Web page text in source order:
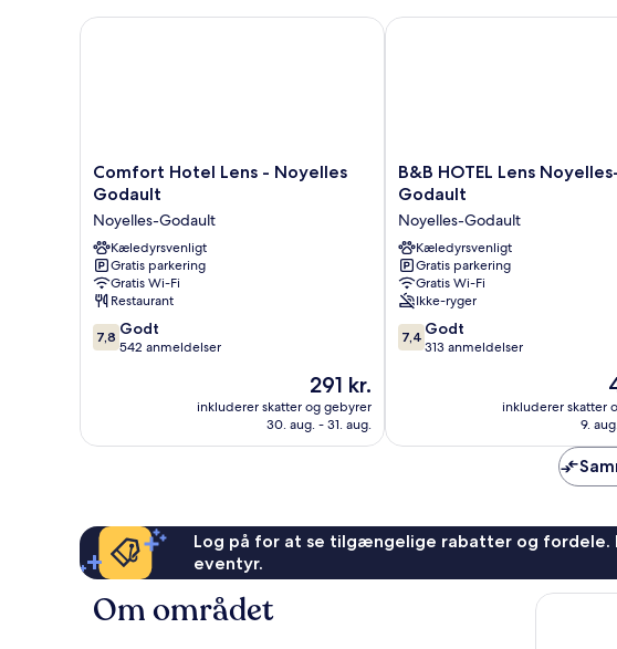
-
Comfort
Hotel
-
Noyelles
Godault
Noyelles-
Godault
Comfort Hotel Lens - Noyelles
Godault
Noyelles-Godault
Kæledyrsvenligt
Gratis parkering
Gratis Wi-Fi
Restaurant
7.8
ud
anmeldelser
7,8 Godt
542 anmeldelser
Prisen
er
291 kr.
291 kr.
inkluderer skatter og gebyrer
30. aug. - 31. aug.
Comfort Hotel Lens - Noyelles Godault
B&B
HOTEL
Noyelles-
Godault
Noyelles-
Godault
B&B HOTEL Lens
Godault
Noyelles-Godault
Kæledyrsvenligt
Gratis parkering
Gratis Wi-Fi
Ikke-ryger
7.4
ud
anmeldelser
7,4 Godt
313 anmeldelser
inkluderer skatter
9.
B&B HOTEL Lens Noyelles-
Log på for at se tilgængelige rabatter og
eventyr.
Om området